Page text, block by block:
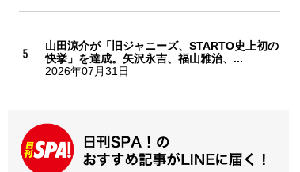
山田涼介が「旧ジャニーズ、STARTO史上初の
快挙」を達成。矢沢永吉、福山雅治、...
2026年07月31日